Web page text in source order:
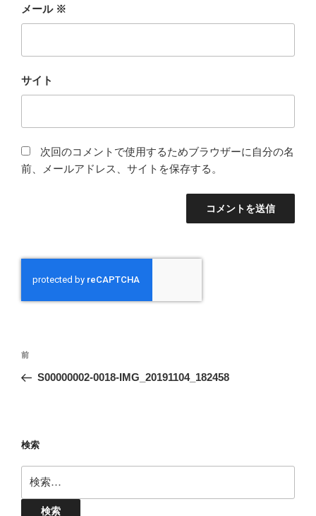
メール ※
サイト
次回のコメントで使用するためブラウザーに自分の名
前、メールアドレス、サイトを保存する。
投
ナ
ー
シ
ョ
ン
前
の
前
S00000002-0018-IMG_20191104_182458
検索
索: